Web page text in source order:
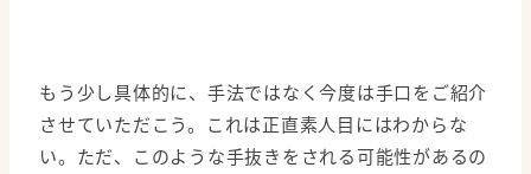
もう少し具体的に、手法ではなく今度は手口をご紹介
させていただこう。これは正直素人目にはわからな
い。ただ、このような手抜きをされる可能性があるの